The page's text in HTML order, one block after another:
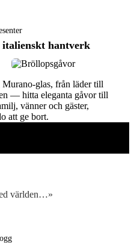
hantverk
glas, från läder till
— hitta eleganta gåvor till
vänner och gäster,
att ge bort.
världen…»